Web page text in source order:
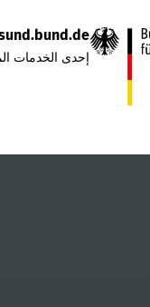
إحدى الخدمات